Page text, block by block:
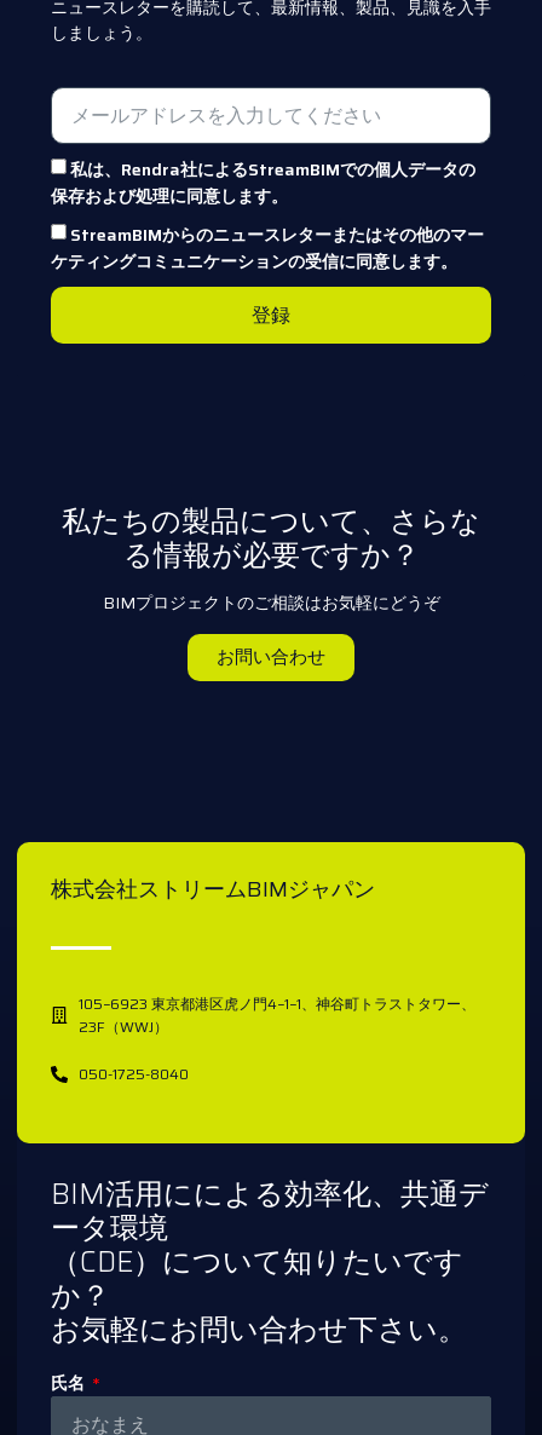
ニュースレターを購読して、最新情報、製品、見識を入手
しましょう。
私は、Rendra社によるStreamBIMでの個人データの
保存および処理に同意します。
StreamBIMからのニュースレターまたはその他のマー
ケティングコミュニケーションの受信に同意します。
登録
私たちの製品について、さらな
る情報が必要ですか？
BIMプロジェクトのご相談はお気軽にどうぞ
お問い合わせ
株式会社ストリームBIMジャパン
105−6923 東京都港区虎ノ門4−1−1、神谷町トラストタワー、
23F（WWJ）
050-1725-8040
BIM活用にによる効率化、共通デ
ータ環境
（CDE）について知りたいです
か？
お気軽にお問い合わせ下さい。
氏名